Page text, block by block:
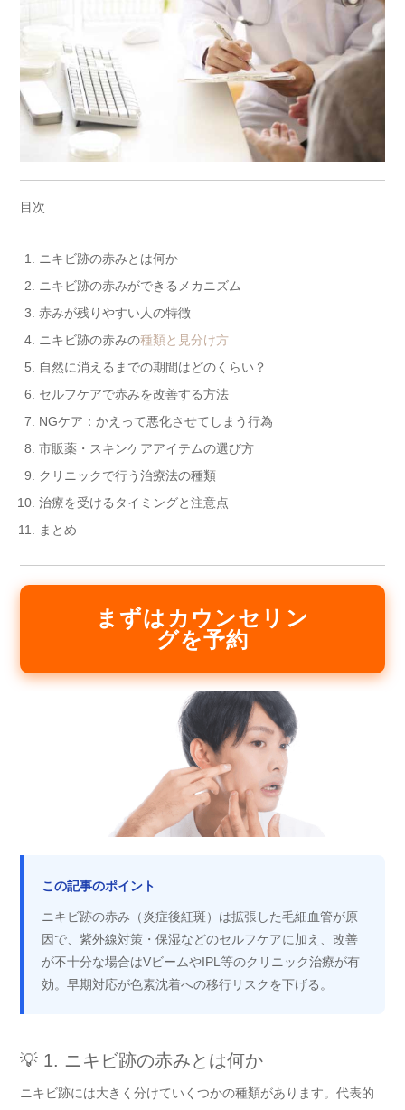
目次
ニキビ跡の赤みとは何か
ニキビ跡の赤みができるメカニズム
赤みが残りやすい人の特徴
ニキビ跡の赤みの種類と見分け方
自然に消えるまでの期間はどのくらい？
セルフケアで赤みを改善する方法
NGケア：かえって悪化させてしまう行為
市販薬・スキンケアアイテムの選び方
クリニックで行う治療法の種類
治療を受けるタイミングと注意点
まとめ
まずはカウンセリン
グを予約
この記事のポイント
ニキビ跡の赤み（炎症後紅斑）は拡張した毛細血管が原
因で、紫外線対策・保湿などのセルフケアに加え、改善
が不十分な場合はVビームやIPL等のクリニック治療が有
効。早期対応が色素沈着への移行リスクを下げる。
💡 1. ニキビ跡の赤みとは何か
ニキビ跡には大きく分けていくつかの種類があります。代表的